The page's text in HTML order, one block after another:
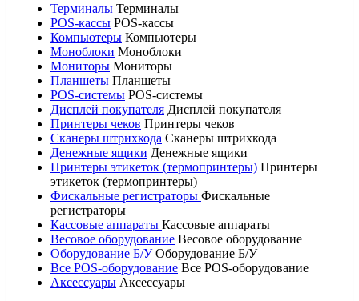
Терминалы Терминалы
POS-кассы POS-кассы
Компьютеры Компьютеры
Моноблоки Моноблоки
Мониторы Мониторы
Планшеты Планшеты
POS-системы POS-системы
Дисплей покупателя Дисплей покупателя
Принтеры чеков Принтеры чеков
Сканеры штрихкода Сканеры штрихкода
Денежные ящики Денежные ящики
Принтеры этикеток (термопринтеры) Принтеры
этикеток (термопринтеры)
Фискальные регистраторы Фискальные
регистраторы
Кассовые аппараты Кассовые аппараты
Весовое оборудование Весовое оборудование
Оборудование Б/У Оборудование Б/У
Все POS-оборудование Все POS-оборудование
Аксессуары Аксессуары